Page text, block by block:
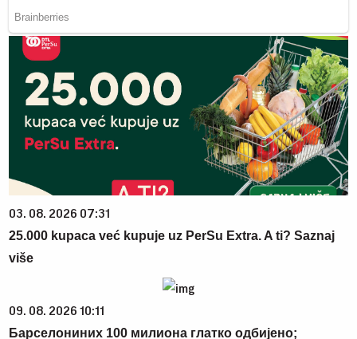
03. 08. 2026 07:31
25.000 kupaca već kupuje uz PerSu Extra. A ti? Saznaj
više
09. 08. 2026 10:11
Барселониних 100 милиона глатко одбијено;